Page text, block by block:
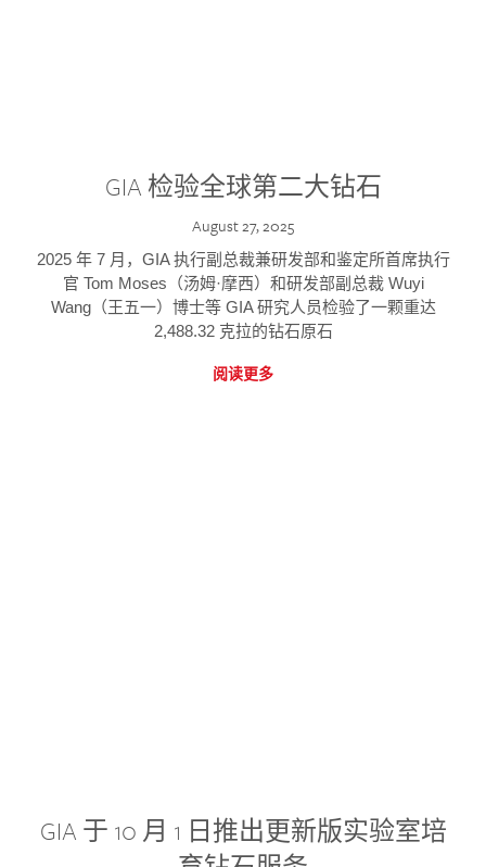
GIA 检验全球第二大钻石
August 27, 2025
2025 年 7 月，GIA 执行副总裁兼研发部和鉴定所首席执行
官 Tom Moses（汤姆·摩西）和研发部副总裁 Wuyi
Wang（王五一）博士等 GIA 研究人员检验了一颗重达
2,488.32 克拉的钻石原石
阅读更多
GIA 于 10 月 1 日推出更新版实验室培